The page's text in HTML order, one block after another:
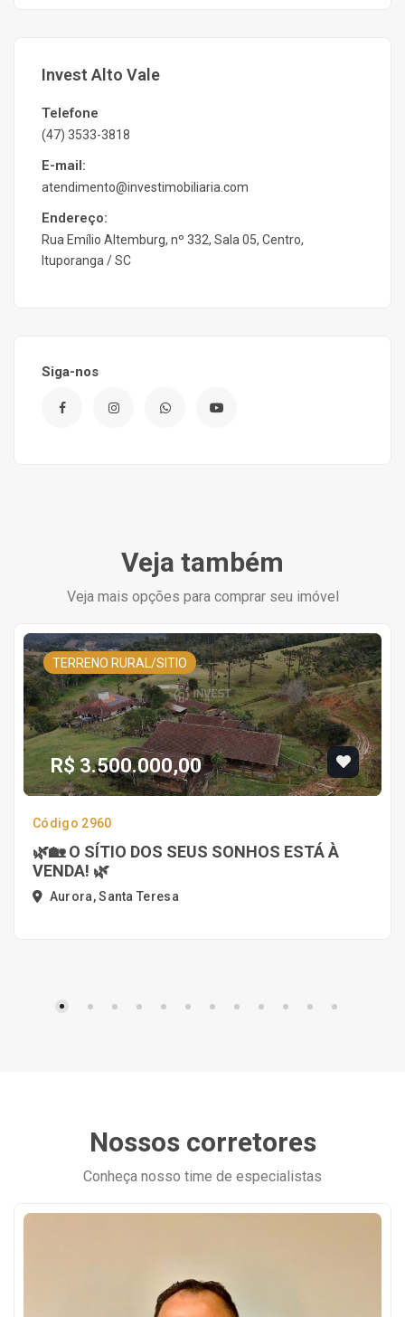
Invest Alto Vale
Telefone
(47) 3533-3818
E-mail:
atendimento@investimobiliaria.com
Endereço:
Rua Emílio Altemburg, nº 332, Sala 05, Centro,
Ituporanga / SC
Siga-nos
Veja também
Veja mais opções para comprar seu imóvel
TERRENO RURAL/SITIO
R$ 3.500.000,00
Código 2960
🌿🏡 O SÍTIO DOS SEUS SONHOS ESTÁ À
VENDA! 🌿
Aurora, Santa Teresa
Nossos corretores
Conheça nosso time de especialistas